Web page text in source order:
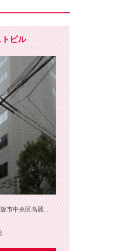
ビル
市中央区高麗...